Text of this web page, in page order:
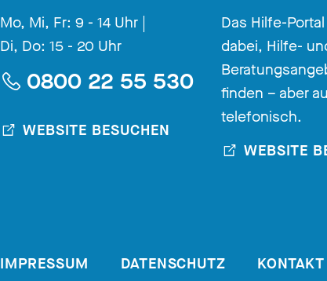
Mo, Mi, Fr: 9 - 14 Uhr |
Di, Do: 15 - 20 Uhr
0800 22 55 530
WEBSITE BESUCHEN
Das Hilfe-
dabei, Hilfe-
finden – aber
telefonisch.
WEBSITE
IMPRESSUM DATENSCHUTZ KONTAKT